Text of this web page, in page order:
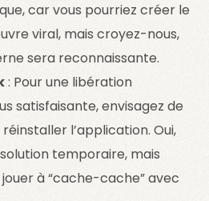
car vous pourriez créer le
viral, mais croyez-nous,
sera reconnaissante.
: Pour une libération
satisfaisante, envisagez de
l’application. Oui,
temporaire, mais
à “cache-cache” avec